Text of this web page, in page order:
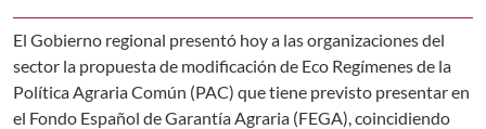
El Gobierno regional presentó hoy a las organizaciones del
sector la propuesta de modificación de Eco Regímenes de la
Política Agraria Común (PAC) que tiene previsto presentar en
el Fondo Español de Garantía Agraria (FEGA), coincidiendo